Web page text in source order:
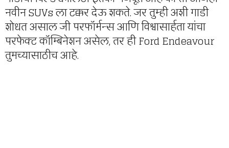
नवीन SUVs ला टक्कर देऊ शकते. जर तुम्ही अशी गाडी
शोधत असाल जी परफॉर्मन्स आणि विश्वासार्हता यांचा
परफेक्ट कॉम्बिनेशन असेल, तर ही Ford Endeavour
तुमच्यासाठीच आहे.